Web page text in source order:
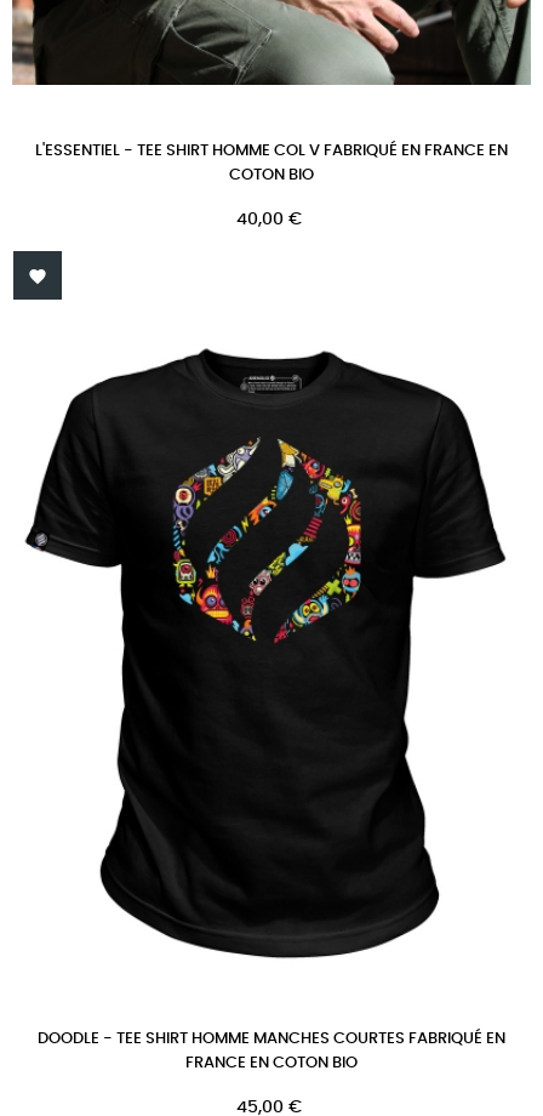
L'ESSENTIEL - TEE SHIRT HOMME COL V FABRIQUÉ EN FRANCE EN
COTON BIO
Prix
40,00 €

DOODLE - TEE SHIRT HOMME MANCHES COURTES FABRIQUÉ EN
FRANCE EN COTON BIO
Prix
45,00 €